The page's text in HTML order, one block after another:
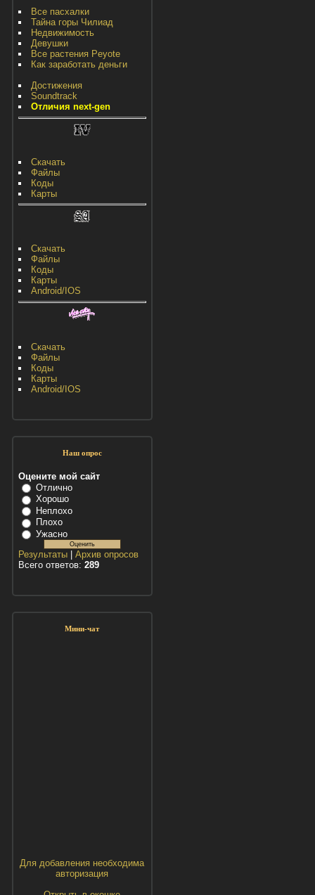
Все пасхалки
Тайна горы Чилиад
Недвижимость
Девушки
Все растения Peyote
Как заработать деньги
Достижения
Soundtrack
Отличия next-gen
Скачать
Файлы
Коды
Карты
Скачать
Файлы
Коды
Карты
Android/IOS
Скачать
Файлы
Коды
Карты
Android/IOS
Наш опрос
Оцените мой сайт
Отлично
Хорошо
Неплохо
Плохо
Ужасно
Результаты| Архив опросов
Всего ответов: 289
Мини-чат
Для добавления необходима
авторизация